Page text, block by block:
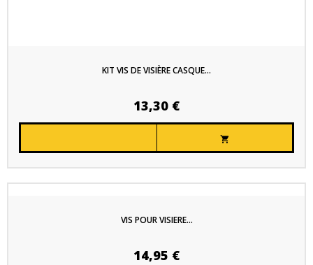
KIT VIS DE VISIÈRE CASQUE...
13,30 €

VIS POUR VISIERE...
14,95 €